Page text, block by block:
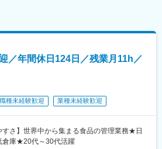
／年間休日124日／残業月11h／
職種未経験歓迎 業種未経験歓迎
すさ】世界中から集まる食品の管理業務★日
倉庫★20代～30代活躍